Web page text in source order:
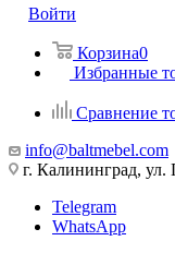
Войти
Корзина0
Избранные
Сравнение
info@baltmebel.com
г. Калининград, ул.
Telegram
WhatsApp